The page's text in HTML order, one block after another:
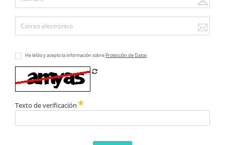
He leído y acepto la información sobre Protección de Datos
Texto de verificación